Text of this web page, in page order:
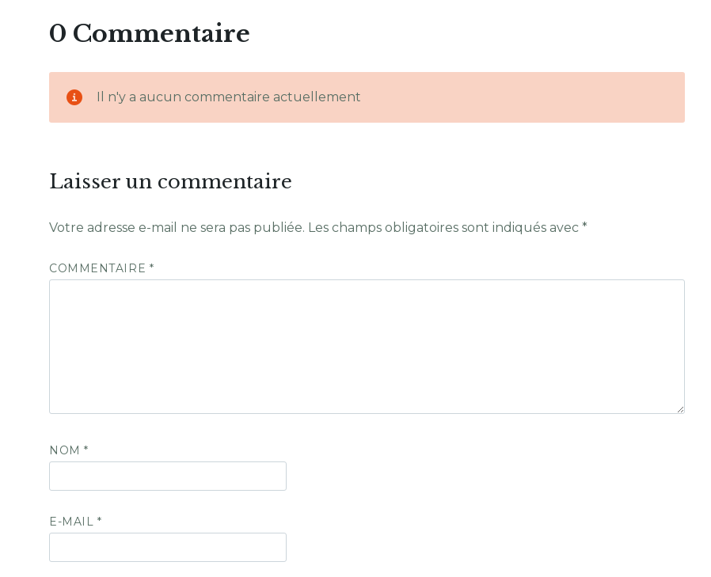
0 Commentaire
Il n'y a aucun commentaire actuellement
Laisser un commentaire
Votre adresse e-mail ne sera pas publiée. Les champs obligatoires sont indiqués avec *
COMMENTAIRE *
NOM*
E-MAIL *